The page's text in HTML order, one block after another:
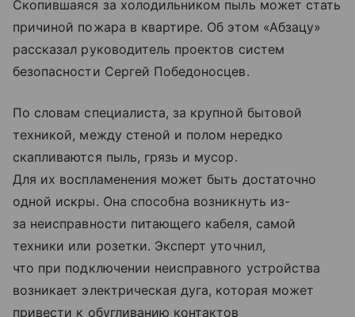
Скопившаяся за холодильником пыль может стать
причиной пожара в квартире. Об этом «Абзацу»
рассказал руководитель проектов систем
безопасности Сергей Победоносцев.
По словам специалиста, за крупной бытовой
техникой, между стеной и полом нередко
скапливаются пыль, грязь и мусор.
Для их воспламенения может быть достаточно
одной искры. Она способна возникнуть из-
за неисправности питающего кабеля, самой
техники или розетки. Эксперт уточнил,
что при подключении неисправного устройства
возникает электрическая дуга, которая может
привести к обугливанию контактов